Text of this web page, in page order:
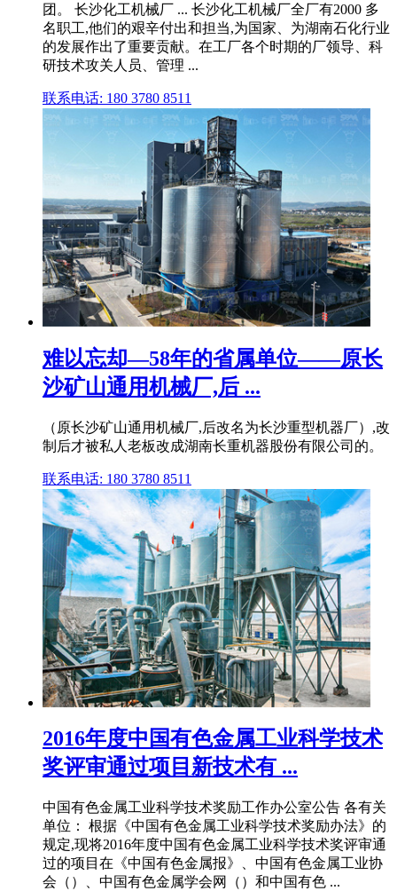
团。 长沙化工机械厂 ... 长沙化工机械厂全厂有2000 多
名职工,他们的艰辛付出和担当,为国家、为湖南石化行业
的发展作出了重要贡献。在工厂各个时期的厂领导、科
研技术攻关人员、管理 ...
联系电话: 180 3780 8511
难以忘却—58年的省属单位——原长
沙矿山通用机械厂,后 ...
（原长沙矿山通用机械厂,后改名为长沙重型机器厂）,改
制后才被私人老板改成湖南长重机器股份有限公司的。
联系电话: 180 3780 8511
2016年度中国有色金属工业科学技术
奖评审通过项目新技术有 ...
中国有色金属工业科学技术奖励工作办公室公告 各有关
单位： 根据《中国有色金属工业科学技术奖励办法》的
规定,现将2016年度中国有色金属工业科学技术奖评审通
过的项目在《中国有色金属报》、中国有色金属工业协
会（）、中国有色金属学会网（）和中国有色 ...